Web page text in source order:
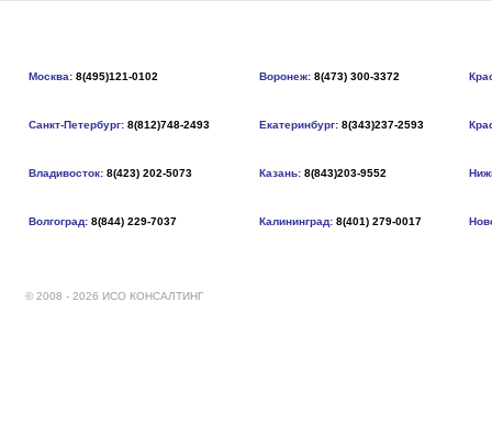
Москва: 8(495)121-0102 Воронеж: 8(473) 300-3372
Санкт-Петербург: 8(812)748-2493 Екатеринбург: 8(343)237-2593
Владивосток: 8(423) 202-5073 Казань: 8(843)203-9552
Волгоград: 8(844) 229-7037 Калининград: 8(401) 279-0017
© 2008 - 2026 ИСО КОНСАЛТИНГ